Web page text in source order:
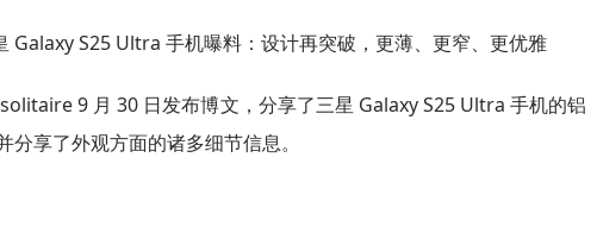
Galaxy S25 Ultra 手机曝料：设计再突破，更薄、更窄、更优雅
9 月 30 日发布博文，分享了三星 Galaxy S25 Ultra 手机的铝
分享了外观方面的诸多细节信息。